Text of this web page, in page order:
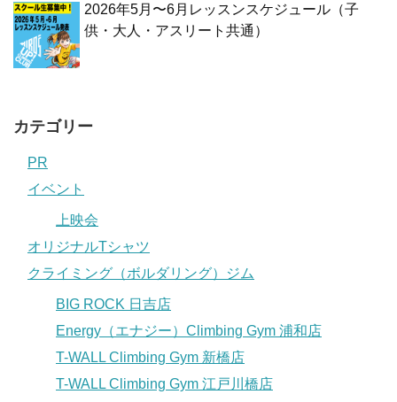
2026年5月〜6月レッスンスケジュール（子
供・大人・アスリート共通）
カテゴリー
PR
イベント
上映会
オリジナルTシャツ
クライミング（ボルダリング）ジム
BIG ROCK 日吉店
Energy（エナジー）Climbing Gym 浦和店
T-WALL Climbing Gym 新橋店
T-WALL Climbing Gym 江戸川橋店